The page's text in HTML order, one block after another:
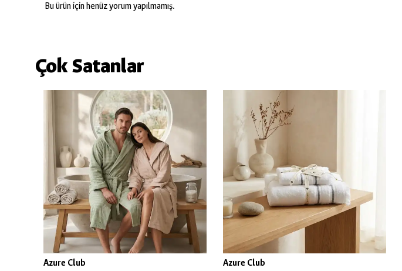
Bu ürün için henüz yorum yapılmamış.
Çok Satanlar
Azure Club Azure Club